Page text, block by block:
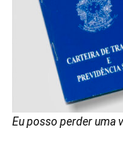
Eu posso perder uma